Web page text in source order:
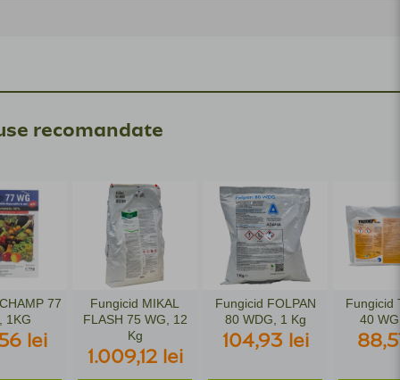
recomandate
77
1KG
lei
Fungicid MIKAL
FLASH 75 WG, 12
Kg
1.009,12 lei
Fungicid FOLPAN
80 WDG, 1 Kg
104,93 lei
Fungicid
40